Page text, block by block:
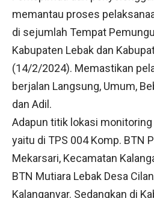
memantau proses
di sejumlah Tempat
Kabupaten Lebak dan
(14/2/2024). Memastikan
berjalan Langsung, Umum,
dan Adil.
Adapun titik lokasi monitoring
yaitu di TPS 004 Komp. BTN
Mekarsari, Kecamatan
BTN Mutiara Lebak Desa
Kalanganyar. Sedangkan di